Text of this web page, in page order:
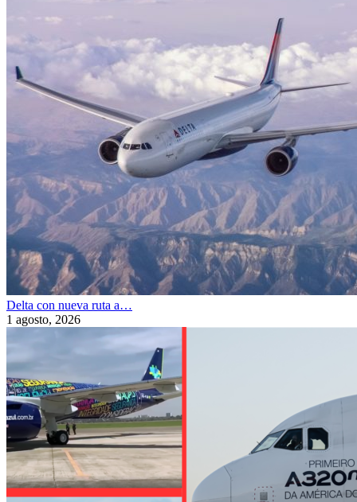
Delta con nueva ruta a…
1 agosto, 2026